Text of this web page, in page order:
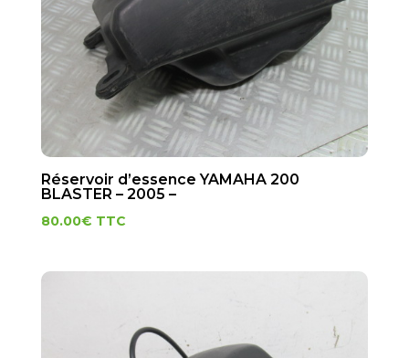
Réservoir d’essence YAMAHA 200
BLASTER – 2005 –
80.00€ TTC